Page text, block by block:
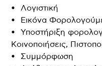
• Λογιστική
• Εικόνα
• Υποστήριξη
Κοινοποιήσεις,
• Συμμόρφωση